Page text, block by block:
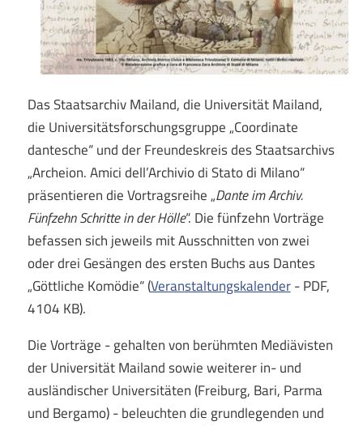
Das Staatsarchiv Mailand, die Universität Mailand,
die Universitätsforschungsgruppe „Coordinate
dantesche“ und der Freundeskreis des Staatsarchivs
„Archeion. Amici dell’Archivio di Stato di Milano“
präsentieren die Vortragsreihe „Dante im Archiv.
Fünfzehn Schritte in der Hölle“. Die fünfzehn Vorträge
befassen sich jeweils mit Ausschnitten von zwei
oder drei Gesängen des ersten Buchs aus Dantes
„Göttliche Komödie“ (Veranstaltungskalender- PDF,
4104 KB).
Die Vorträge - gehalten von berühmten Mediävisten
der Universität Mailand sowie weiterer in- und
ausländischer Universitäten (Freiburg, Bari, Parma
und Bergamo) - beleuchten die grundlegenden und